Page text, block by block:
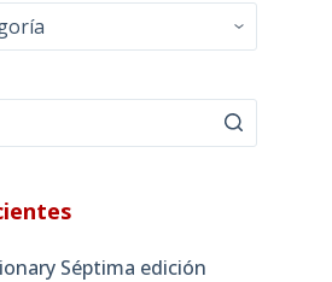
Séptima edición